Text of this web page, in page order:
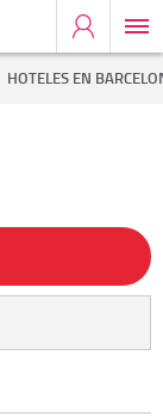
HOTELES EN